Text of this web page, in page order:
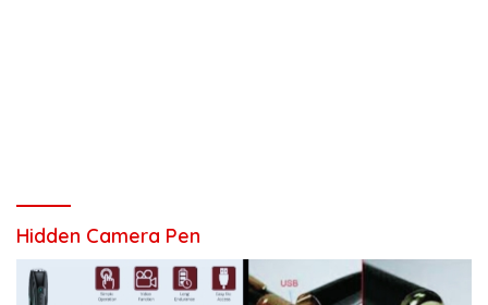
Hidden Camera Pen